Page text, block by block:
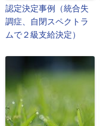
認定決定事例（統合失
調症、自閉スペクトラ
ムで２級支給決定）